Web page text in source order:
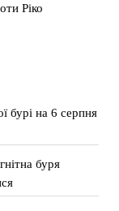
Ріко
бурі на 6 серпня
буря